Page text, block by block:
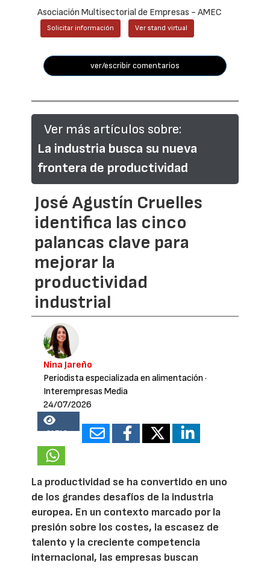
Asociación Multisectorial de Empresas - AMEC
Solicitar información Ver stand virtual
ver/escribir comentarios
Ver más artículos sobre:
La industria busca su nueva
frontera de productividad
José Agustín Cruelles
identifica las cinco
palancas clave para
mejorar la
productividad
industrial
Nina Jareño
Periodista especializada en alimentación ·
Interempresas Media
24/07/2026
21718
La productividad se ha convertido en uno
de los grandes desafíos de la industria
europea. En un contexto marcado por la
presión sobre los costes, la escasez de
talento y la creciente competencia
internacional, las empresas buscan